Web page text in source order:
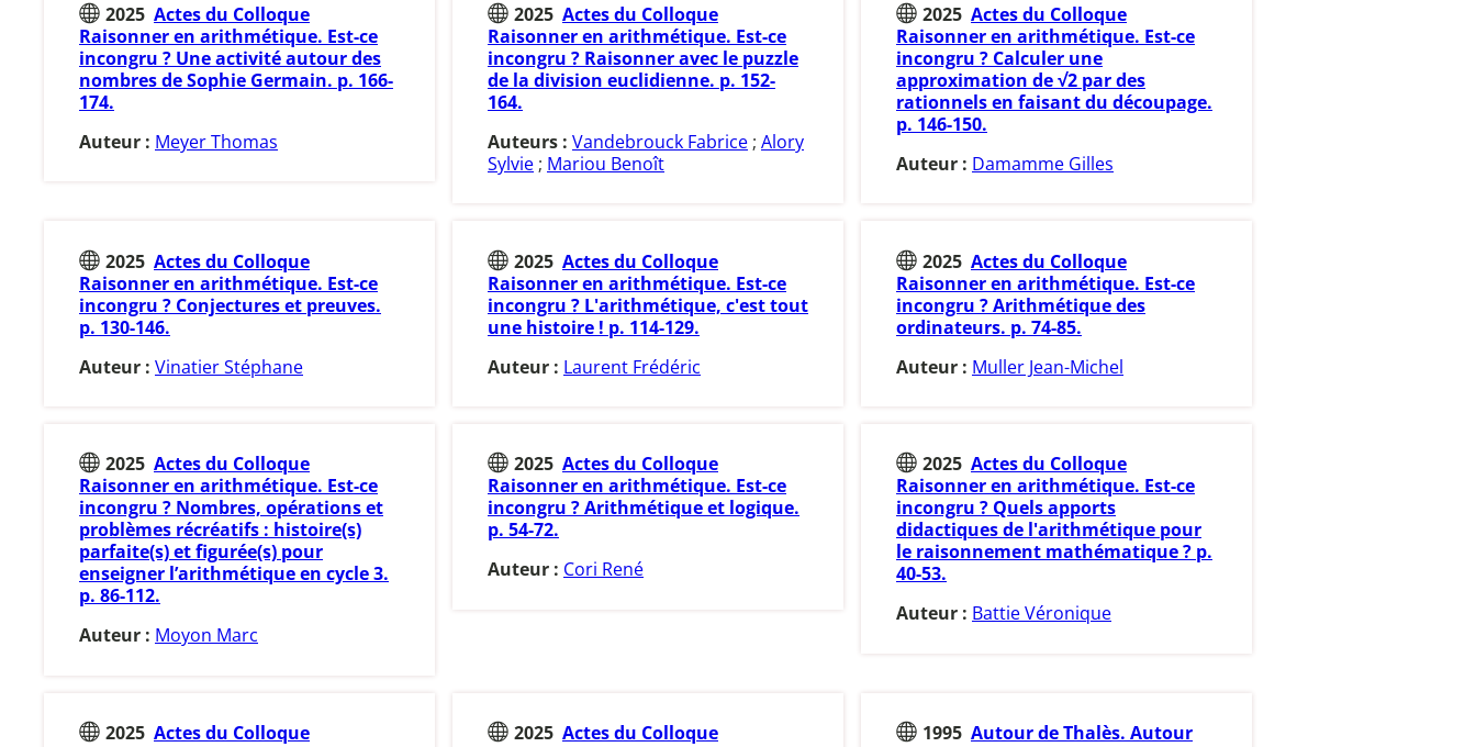
2025 Actes du Colloque
Raisonner en arithmétique. Est-ce
incongru ? Une activité autour des
nombres de Sophie Germain. p. 166-
174.
Auteur : Meyer Thomas
2025 Actes du Colloque
Raisonner en arithmétique. Est-ce
incongru ? Raisonner avec le puzzle
de la division euclidienne. p. 152-
164.
Auteurs : Vandebrouck Fabrice ; Alory
Sylvie ; Mariou Benoît
2025 Actes du Colloque
Raisonner en arithmétique. Est-ce
incongru ? Calculer une
approximation de √2 par des
rationnels en faisant du découpage.
p. 146-150.
Auteur : Damamme Gilles
2025 Actes du Colloque
Raisonner en arithmétique. Est-ce
incongru ? Conjectures et preuves.
p. 130-146.
Auteur : Vinatier Stéphane
2025 Actes du Colloque
Raisonner en arithmétique. Est-ce
incongru ? L'arithmétique, c'est tout
une histoire ! p. 114-129.
Auteur : Laurent Frédéric
2025 Actes du Colloque
Raisonner en arithmétique. Est-ce
incongru ? Arithmétique des
ordinateurs. p. 74-85.
Auteur : Muller Jean-Michel
2025 Actes du Colloque
Raisonner en arithmétique. Est-ce
incongru ? Nombres, opérations et
problèmes récréatifs : histoire(s)
parfaite(s) et figurée(s) pour
enseigner l’arithmétique en cycle 3.
p. 86-112.
Auteur : Moyon Marc
2025 Actes du Colloque
Raisonner en arithmétique. Est-ce
incongru ? Arithmétique et logique.
p. 54-72.
Auteur : Cori René
2025 Actes du Colloque
Raisonner en arithmétique. Est-ce
incongru ? Quels apports
didactiques de l'arithmétique pour
le raisonnement mathématique ? p.
40-53.
Auteur : Battie Véronique
2025 Actes du Colloque
2025 Actes du Colloque
1995 Autour de Thalès. Autour